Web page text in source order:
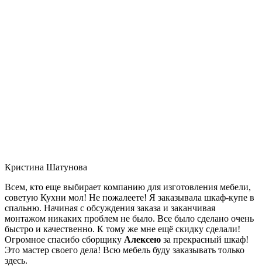
Кристина Шатунова
Всем, кто еще выбирает компанию для изготовления мебели,
советую Кухни мол! Не пожалеете! Я заказывала шкаф-купе в
спальню. Начиная с обсуждения заказа и заканчивая
монтажом никаких проблем не было. Все было сделано очень
быстро и качественно. К тому же мне ещё скидку сделали!
Огромное спасибо сборщику Алексею за прекрасный шкаф!
Это мастер своего дела! Всю мебель буду заказывать только
здесь.